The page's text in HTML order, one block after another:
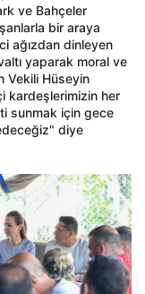
ve Bahçeler
bir araya
ağızdan dinleyen
yaparak moral ve
Vekili Hüseyin
kardeşlerimizin her
sunmak için gece
diye